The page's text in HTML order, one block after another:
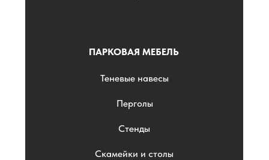
ПАРКОВАЯ МЕБЕЛЬ
Теневые навесы
Перголы
Стенды
Скамейки и столы